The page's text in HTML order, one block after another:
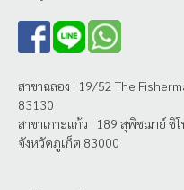
สาขาฉลอง : 19/52 The
83130
สาขาเกาะแก้ว : 189 สุพิชฌาย์ ชิ
จังหวัดภูเก็ต 83000